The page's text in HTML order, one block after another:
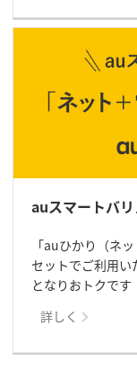
auスマートバ
「auひかり（ネ
セットでご利用
となりおトクです
詳しく